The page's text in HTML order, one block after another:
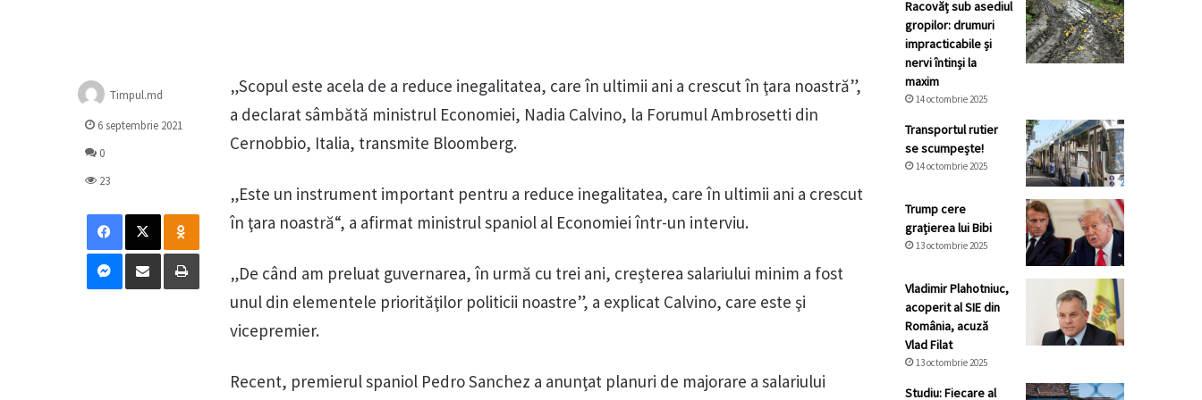
„Scopul este acela de a reduce inegalitatea, care în ultimii ani a crescut în ţara noastră”,
a declarat sâmbătă ministrul Economiei, Nadia Calvino, la Forumul Ambrosetti din
Cernobbio, Italia, transmite Bloomberg.
„Este un instrument important pentru a reduce inegalitatea, care în ultimii ani a crescut
în ţara noastră“, a afirmat ministrul spaniol al Economiei într-un interviu.
„De când am preluat guvernarea, în urmă cu trei ani, creşterea salariului minim a fost
unul din elementele priorităţilor politicii noastre”, a explicat Calvino, care este şi
vicepremier.
Recent, premierul spaniol Pedro Sanchez a anunţat planuri de majorare a salariului
Timpul.md
6 septembrie 2021
0
23
Facebook
X Odnoklassniki
Messenger
Distribuie prin mail Tipărește
Racovăț sub asediul
gropilor: drumuri
impracticabile și
nervi întinși la
maxim
14 octombrie 2025
Transportul rutier
se scumpește!
14 octombrie 2025
Trump cere
grațierea lui Bibi
13 octombrie 2025
Vladimir Plahotniuc,
acoperit al SIE din
România, acuză
Vlad Filat
13 octombrie 2025
Studiu: Fiecare al